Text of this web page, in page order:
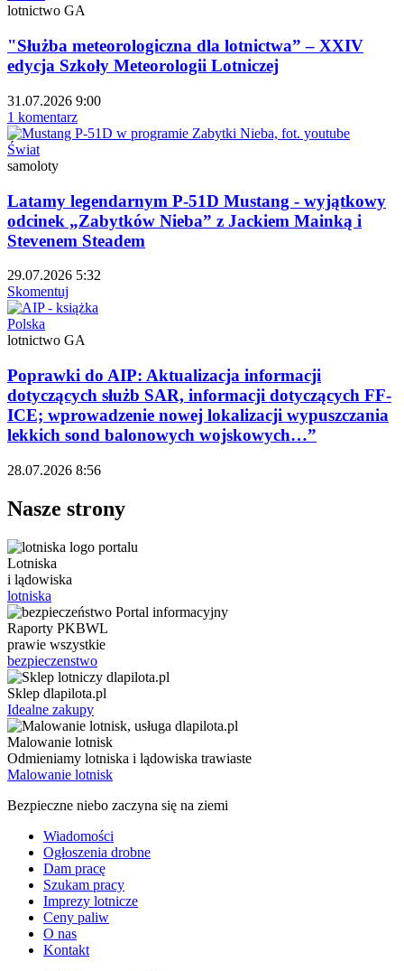
lotnictwo GA
"Służba meteorologiczna dla lotnictwa” – XXIV
edycja Szkoły Meteorologii Lotniczej
31.07.2026 9:00
1 komentarz
Świat
samoloty
Latamy legendarnym P-51D Mustang - wyjątkowy
odcinek „Zabytków Nieba” z Jackiem Mainką i
Stevenem Steadem
29.07.2026 5:32
Skomentuj
Polska
lotnictwo GA
Poprawki do AIP: Aktualizacja informacji
dotyczących służb SAR, informacji dotyczących FF-
ICE; wprowadzenie nowej lokalizacji wypuszczania
lekkich sond balonowych wojskowych…”
28.07.2026 8:56
Nasze strony
Lotniska
i lądowiska
lotniska
Raporty PKBWL
prawie wszystkie
bezpieczenstwo
Sklep dlapilota.pl
Idealne zakupy
Malowanie lotnisk
Odmieniamy lotniska i lądowiska trawiaste
Malowanie lotnisk
Bezpieczne niebo zaczyna się na ziemi
Wiadomości
Ogłoszenia drobne
Dam pracę
Szukam pracy
Imprezy lotnicze
Ceny paliw
O nas
Kontakt